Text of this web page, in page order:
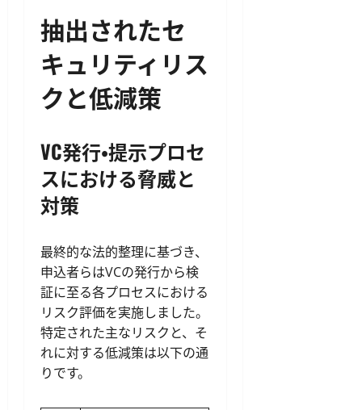
抽出されたセ
キュリティリス
クと低減策
VC発行・提示プロセ
スにおける脅威と
対策
最終的な法的整理に基づき、
申込者らはVCの発行から検
証に至る各プロセスにおける
リスク評価を実施しました。
特定された主なリスクと、そ
れに対する低減策は以下の通
りです。